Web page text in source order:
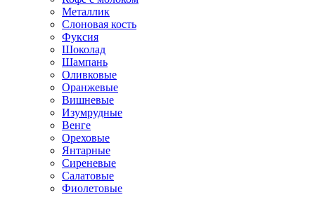
Металлик
Слоновая кость
Фуксия
Шоколад
Шампань
Оливковые
Оранжевые
Вишневые
Изумрудные
Венге
Ореховые
Янтарные
Сиреневые
Салатовые
Фиолетовые